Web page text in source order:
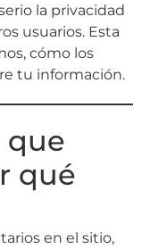
la privacidad
usuarios. Esta
cómo los
tu información.
que
qué
en el sitio,